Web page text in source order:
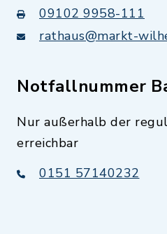
09102 9958-111
rathaus@markt-
Notfallnummer
Nur außerhalb der
erreichbar
0151 57140232